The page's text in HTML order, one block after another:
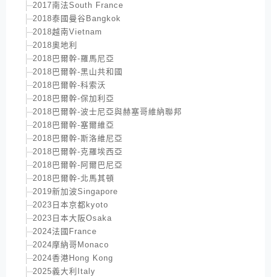
2017南法South France
2018泰國曼谷Bangkok
2018越南Vietnam
2018奧地利
2018巴爾幹-羅馬尼亞
2018巴爾幹-黑山共和國
2018巴爾幹-科索沃
2018巴爾幹-保加利亞
2018巴爾幹-波士尼亞與赫塞哥維納聯邦
2018巴爾幹-塞爾維亞
2018巴爾幹-斯洛維尼亞
2018巴爾幹-克羅埃西亞
2018巴爾幹-阿爾巴尼亞
2018巴爾幹-北馬其頓
2019新加波Singapore
2023日本京都kyoto
2023日本大阪Osaka
2024法國France
2024摩納哥Monaco
2024香港Hong Kong
2025義大利Italy